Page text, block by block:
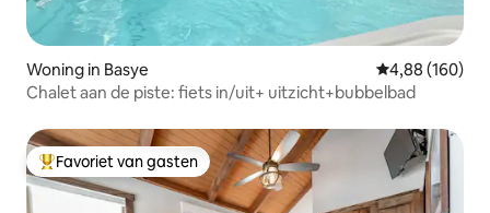
Woning in Basye Gemiddelde
4,88 (160)
Chalet aan de piste: fiets in/uit+ uitzicht+bubbelbad
Topfavoriet van gasten
Favoriet van gasten